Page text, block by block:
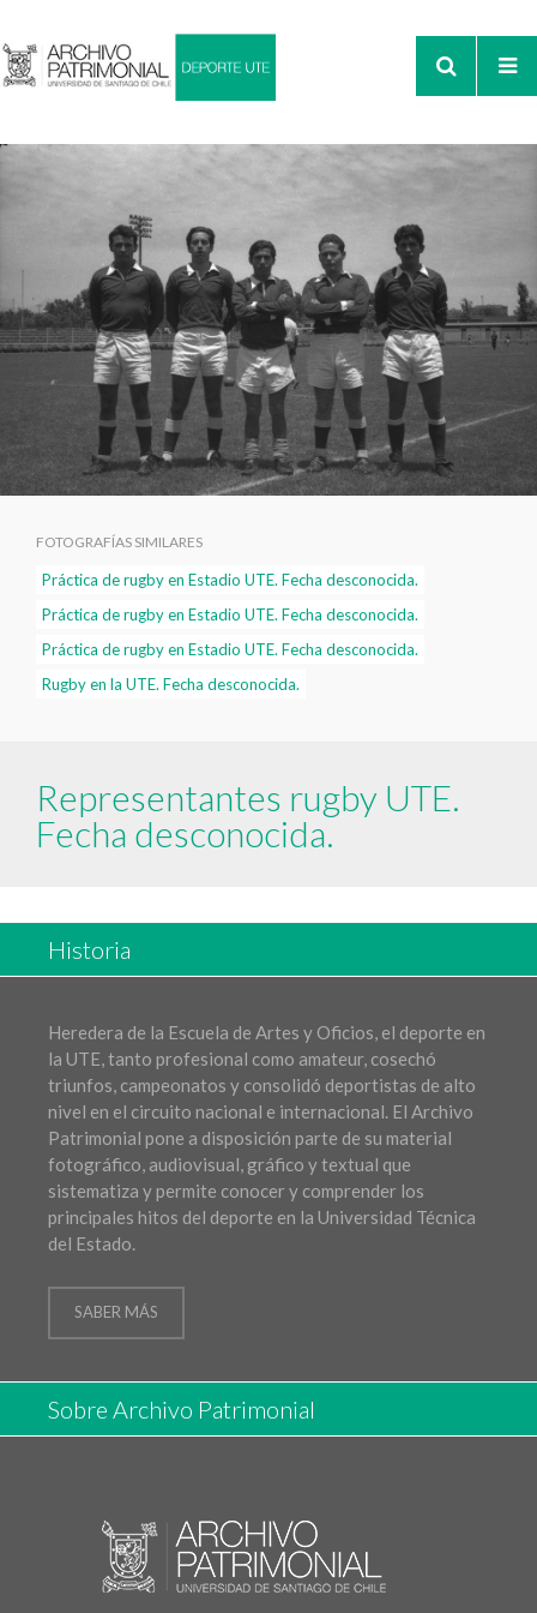
FOTOGRAFÍAS SIMILARES
Práctica de rugby en Estadio UTE. Fecha desconocida.
Práctica de rugby en Estadio UTE. Fecha desconocida.
Práctica de rugby en Estadio UTE. Fecha desconocida.
Rugby en la UTE. Fecha desconocida.
Representantes rugby UTE.
Fecha desconocida.
Historia
Heredera de la Escuela de Artes y Oficios, el deporte en
la UTE, tanto profesional como amateur, cosechó
triunfos, campeonatos y consolidó deportistas de alto
nivel en el circuito nacional e internacional. El Archivo
Patrimonial pone a disposición parte de su material
fotográfico, audiovisual, gráfico y textual que
sistematiza y permite conocer y comprender los
principales hitos del deporte en la Universidad Técnica
del Estado.
SABER MÁS
Sobre Archivo Patrimonial